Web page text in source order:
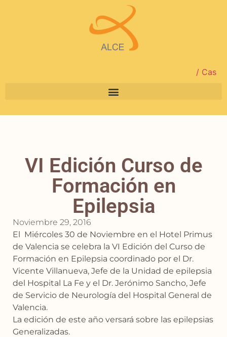
/ Cas
VI Edición Curso de
Formación en
Epilepsia
Noviembre 29, 2016
El Miércoles 30 de Noviembre en el Hotel Primus
de Valencia se celebra la VI Edición del Curso de
Formación en Epilepsia coordinado por el Dr.
Vicente Villanueva, Jefe de la Unidad de epilepsia
del Hospital La Fe y el Dr. Jerónimo Sancho, Jefe
de Servicio de Neurología del Hospital General de
Valencia.
La edición de este año versará sobre las epilepsias
Generalizadas.